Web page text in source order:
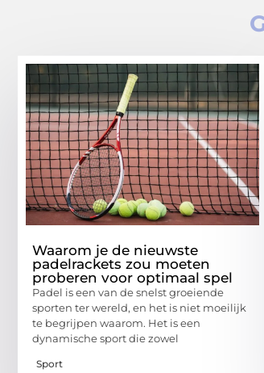
Waarom je de nieuwste
padelrackets zou moeten
proberen voor optimaal spel
Padel is een van de snelst groeiende
sporten ter wereld, en het is niet moeilijk
te begrijpen waarom. Het is een
dynamische sport die zowel
Sport